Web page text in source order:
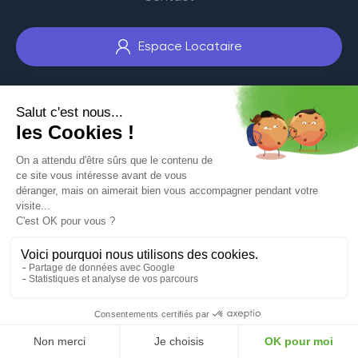
Espace Locataire
Mentions
légales
Copyright